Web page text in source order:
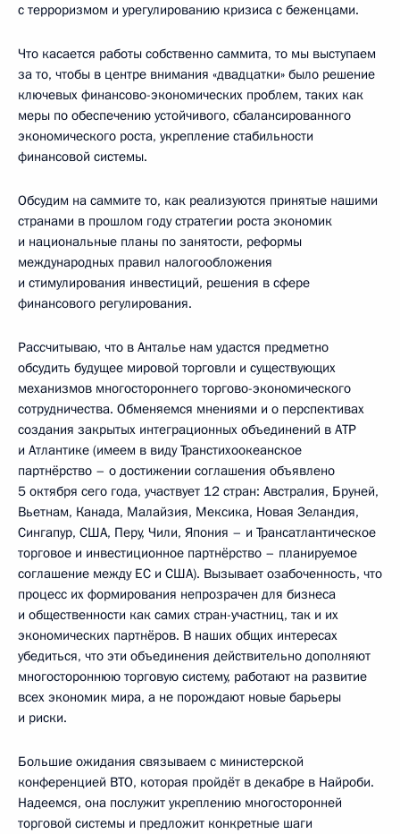
с терроризмом и урегулированию кризиса с беженцами.
Что касается работы собственно саммита, то мы выступаем
за то, чтобы в центре внимания «двадцатки» было решение
ключевых финансово-экономических проблем, таких как
меры по обеспечению устойчивого, сбалансированного
экономического роста, укрепление стабильности
финансовой системы.
Обсудим на саммите то, как реализуются принятые нашими
странами в прошлом году стратегии роста экономик
и национальные планы по занятости, реформы
международных правил налогообложения
и стимулирования инвестиций, решения в сфере
финансового регулирования.
Рассчитываю, что в Анталье нам удастся предметно
обсудить будущее мировой торговли и существующих
механизмов многостороннего торгово-экономического
сотрудничества. Обменяемся мнениями и о перспективах
создания закрытых интеграционных объединений в АТР
и Атлантике (имеем в виду Транстихоокеанское
партнёрство – о достижении соглашения объявлено
5 октября сего года, участвует 12 стран: Австралия, Бруней,
Вьетнам, Канада, Малайзия, Мексика, Новая Зеландия,
Сингапур, США, Перу, Чили, Япония – и Трансатлантическое
торговое и инвестиционное партнёрство – планируемое
соглашение между ЕС и США). Вызывает озабоченность, что
процесс их формирования непрозрачен для бизнеса
и общественности как самих стран-участниц, так и их
экономических партнёров. В наших общих интересах
убедиться, что эти объединения действительно дополняют
многостороннюю торговую систему, работают на развитие
всех экономик мира, а не порождают новые барьеры
и риски.
Большие ожидания связываем с министерской
конференцией ВТО, которая пройдёт в декабре в Найроби.
Надеемся, она послужит укреплению многосторонней
торговой системы и предложит конкретные шаги